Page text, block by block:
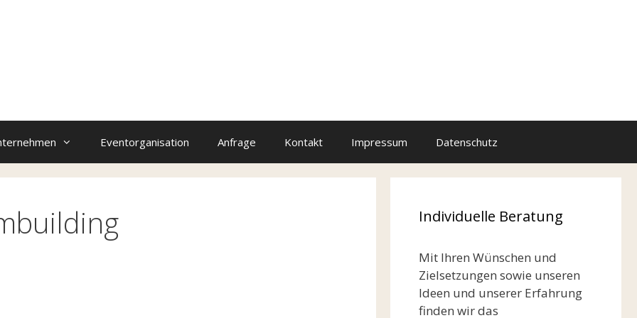
Eventorganisation Anfrage Kontakt Impressum Datenschutz
Individuelle Beratung
Mit Ihren Wünschen und
Zielsetzungen sowie unseren
Ideen und unserer Erfahrung
finden wir das